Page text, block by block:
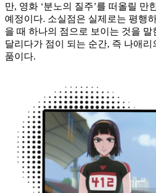
만, 영화 ‘분노의 질주’를 떠올릴 만
예정이다. 소실점은 실제로는 평행
을 때 하나의 점으로 보이는 것을 말
달리다가 점이 되는 순간, 즉 나애
품이다.